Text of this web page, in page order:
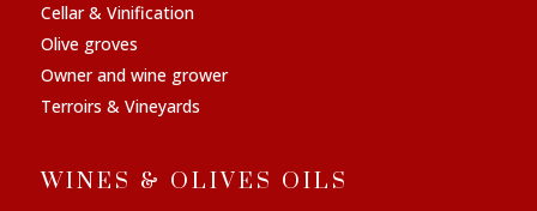
Cellar & Vinification
Olive groves
Owner and wine grower
Terroirs & Vineyards
WINES & OLIVES OILS